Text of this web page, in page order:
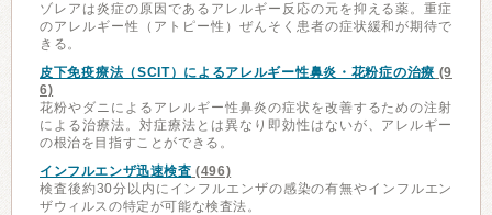
ゾレアは炎症の原因であるアレルギー反応の元を抑える薬。重症
のアレルギー性（アトピー性）ぜんそく患者の症状緩和が期待で
きる。
皮下免疫療法（SCIT）によるアレルギー性鼻炎・花粉症の治療 (9
6)
花粉やダニによるアレルギー性鼻炎の症状を改善するための注射
による治療法。対症療法とは異なり即効性はないが、アレルギー
の根治を目指すことができる。
インフルエンザ迅速検査 (496)
検査後約30分以内にインフルエンザの感染の有無やインフルエン
ザウィルスの特定が可能な検査法。